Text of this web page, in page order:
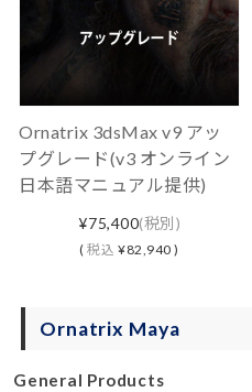
Ornatrix 3dsMax v9 アッ
プグレード(v3 オンライン
日本語マニュアル提供)
¥75,400(税別)
(税込 ¥82,940 )
Ornatrix Maya
General Products